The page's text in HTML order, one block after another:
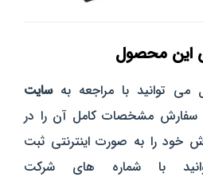
این محصول
توانید با مراجعه بهسایت
سفارش مشخصات کامل آن را در
خود را به صورت اینترنتی ثبت
با شماره های شرکت